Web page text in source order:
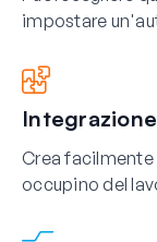
impostare
Crea facilmente
occupino del